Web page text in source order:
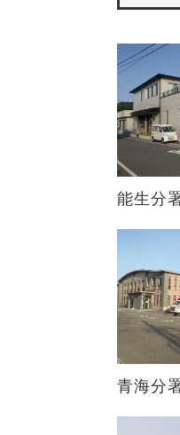
能生分
青海分